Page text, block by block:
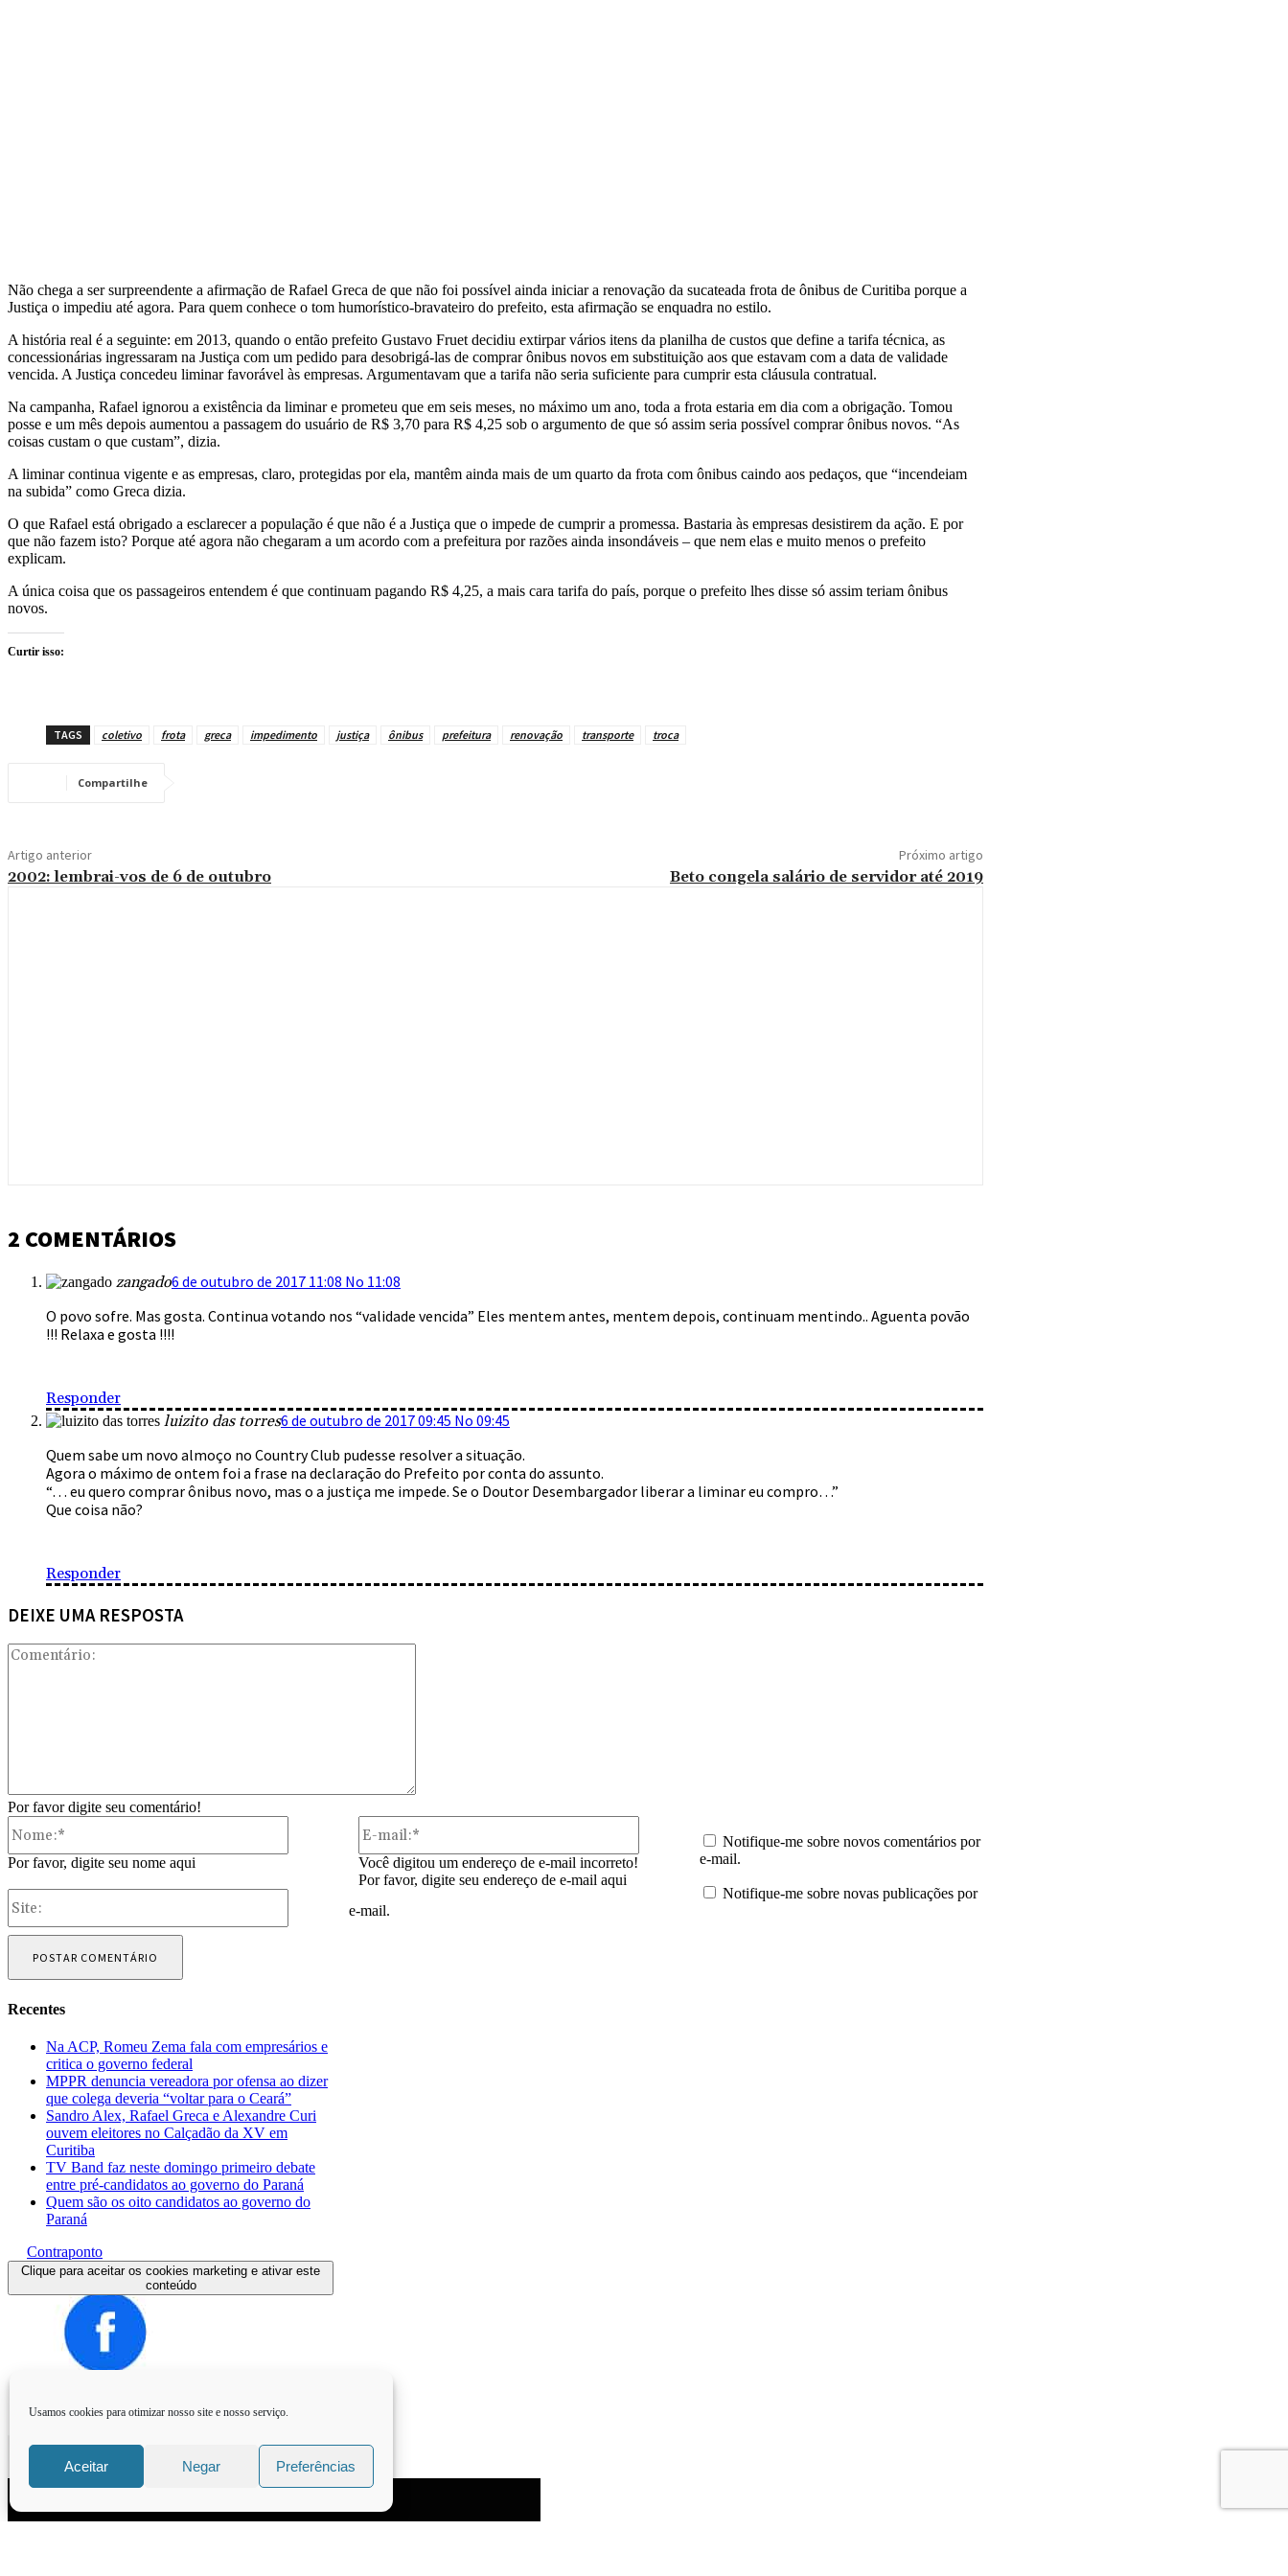
Usamos cookies para otimizar nosso site e nosso serviço.
Aceitar Negar Preferências
Não chega a ser surpreendente a afirmação de Rafael Greca de que não foi possível ainda iniciar a renovação da sucateada frota de ônibus de Curitiba porque a
Justiça o impediu até agora. Para quem conhece o tom humorístico-bravateiro do prefeito, esta afirmação se enquadra no estilo.
A história real é a seguinte: em 2013, quando o então prefeito Gustavo Fruet decidiu extirpar vários itens da planilha de custos que define a tarifa técnica, as
concessionárias ingressaram na Justiça com um pedido para desobrigá-las de comprar ônibus novos em substituição aos que estavam com a data de validade
vencida. A Justiça concedeu liminar favorável às empresas. Argumentavam que a tarifa não seria suficiente para cumprir esta cláusula contratual.
Na campanha, Rafael ignorou a existência da liminar e prometeu que em seis meses, no máximo um ano, toda a frota estaria em dia com a obrigação. Tomou
posse e um mês depois aumentou a passagem do usuário de R$ 3,70 para R$ 4,25 sob o argumento de que só assim seria possível comprar ônibus novos. “As
coisas custam o que custam”, dizia.
A liminar continua vigente e as empresas, claro, protegidas por ela, mantêm ainda mais de um quarto da frota com ônibus caindo aos pedaços, que “incendeiam
na subida” como Greca dizia.
O que Rafael está obrigado a esclarecer a população é que não é a Justiça que o impede de cumprir a promessa. Bastaria às empresas desistirem da ação. E por
que não fazem isto? Porque até agora não chegaram a um acordo com a prefeitura por razões ainda insondáveis – que nem elas e muito menos o prefeito
explicam.
A única coisa que os passageiros entendem é que continuam pagando R$ 4,25, a mais cara tarifa do país, porque o prefeito lhes disse só assim teriam ônibus
novos.
Curtir isso:
TAGS coletivo frota greca impedimento justiça ônibus prefeitura renovação transporte troca
Compartilhe
Artigo anterior
2002: lembrai-vos de 6 de outubro
Próximo artigo
Beto congela salário de servidor até 2019
2 COMENTÁRIOS
zangado6 de outubro de 2017 11:08 No 11:08
O povo sofre. Mas gosta. Continua votando nos “validade vencida” Eles mentem antes, mentem depois, continuam mentindo.. Aguenta povão
!!! Relaxa e gosta !!!!
Responder
luizito das torres6 de outubro de 2017 09:45 No 09:45
Quem sabe um novo almoço no Country Club pudesse resolver a situação.
Agora o máximo de ontem foi a frase na declaração do Prefeito por conta do assunto.
“… eu quero comprar ônibus novo, mas o a justiça me impede. Se o Doutor Desembargador liberar a liminar eu compro…”
Que coisa não?
Responder
DEIXE UMA RESPOSTA
Por favor digite seu comentário!
Por favor, digite seu nome aqui
Você digitou um endereço de e-mail incorreto!
Por favor, digite seu endereço de e-mail aqui
Notifique-me sobre novos comentários por
e-mail.
Notifique-me sobre novas publicações por
e-mail.
Recentes
Na ACP, Romeu Zema fala com empresários e
critica o governo federal
MPPR denuncia vereadora por ofensa ao dizer
que colega deveria “voltar para o Ceará”
Sandro Alex, Rafael Greca e Alexandre Curi
ouvem eleitores no Calçadão da XV em
Curitiba
TV Band faz neste domingo primeiro debate
entre pré-candidatos ao governo do Paraná
Quem são os oito candidatos ao governo do
Paraná
Contraponto
Clique para aceitar os cookies marketing e ativar este
conteúdo